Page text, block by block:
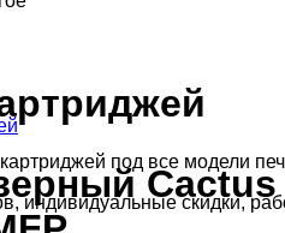
под все модели
индивидуальные скидки,